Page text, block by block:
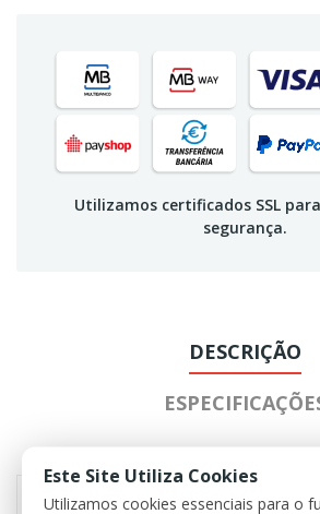
Utilizamos certificados SSL
segurança.
DESCRIÇÃO
Este Site Utiliza Cookies
Utilizamos cookies essenciais para o